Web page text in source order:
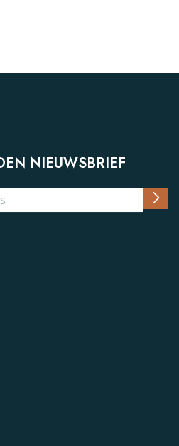
NIEUWSBRIEF